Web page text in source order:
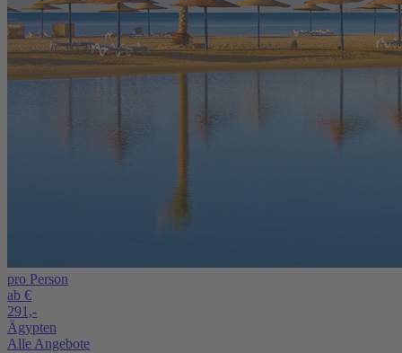
pro Person
ab €
291,-
Ägypten
Alle Angebote